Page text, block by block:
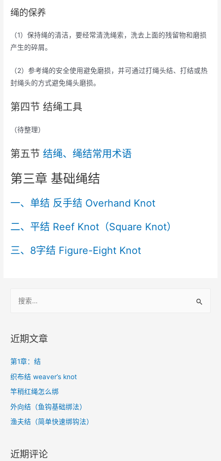
绳的保养
（1）保持绳的清洁，要经常清洗绳索，洗去上面的残留物和磨损
产生的碎屑。
（2）参考绳的安全使用避免磨损，并可通过打绳头结、打结或热
封绳头的方式避免绳头磨损。
第四节 结绳工具
（待整理）
第五节结绳、绳结常用术语
第三章 基础绳结
一、单结 反手结 Overhand Knot
二、平结 Reef Knot（Square Knot）
三、8字结 Figure-Eight Knot
r
h
f
o
近期文章
第1章：结
织布结 weaver’s knot
竿稍红绳怎么绑
外向结（鱼钩基础绑法）
渔夫结（简单快速绑钩法）
近期评论